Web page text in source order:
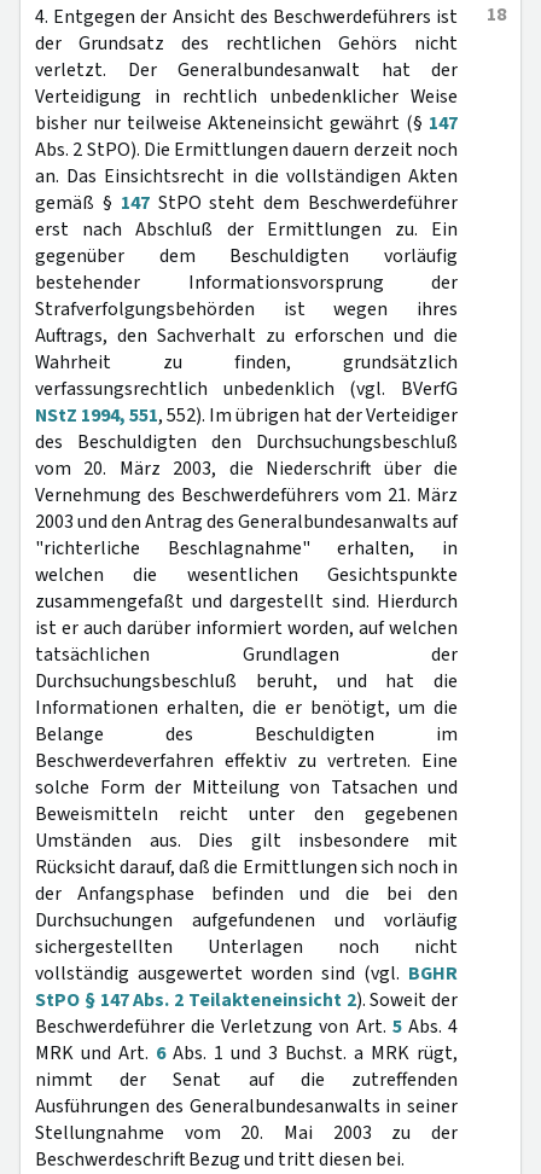
18
4. Entgegen der Ansicht des Beschwerdeführers ist
der Grundsatz des rechtlichen Gehörs nicht
verletzt. Der Generalbundesanwalt hat der
Verteidigung in rechtlich unbedenklicher Weise
bisher nur teilweise Akteneinsicht gewährt (§ 147
Abs. 2 StPO). Die Ermittlungen dauern derzeit noch
an. Das Einsichtsrecht in die vollständigen Akten
gemäß § 147StPO steht dem Beschwerdeführer
erst nach Abschluß der Ermittlungen zu. Ein
gegenüber dem Beschuldigten vorläufig
bestehender Informationsvorsprung der
Strafverfolgungsbehörden ist wegen ihres
Auftrags, den Sachverhalt zu erforschen und die
Wahrheit zu finden, grundsätzlich
verfassungsrechtlich unbedenklich (vgl. BVerfG
NStZ 1994, 551, 552). Im übrigen hat der Verteidiger
des Beschuldigten den Durchsuchungsbeschluß
vom 20. März 2003, die Niederschrift über die
Vernehmung des Beschwerdeführers vom 21. März
2003 und den Antrag des Generalbundesanwalts auf
"richterliche Beschlagnahme" erhalten, in
welchen die wesentlichen Gesichtspunkte
zusammengefaßt und dargestellt sind. Hierdurch
ist er auch darüber informiert worden, auf welchen
tatsächlichen Grundlagen der
Durchsuchungsbeschluß beruht, und hat die
Informationen erhalten, die er benötigt, um die
Belange des Beschuldigten im
Beschwerdeverfahren effektiv zu vertreten. Eine
solche Form der Mitteilung von Tatsachen und
Beweismitteln reicht unter den gegebenen
Umständen aus. Dies gilt insbesondere mit
Rücksicht darauf, daß die Ermittlungen sich noch in
der Anfangsphase befinden und die bei den
Durchsuchungen aufgefundenen und vorläufig
sichergestellten Unterlagen noch nicht
vollständig ausgewertet worden sind (vgl. BGHR
StPO § 147 Abs. 2 Teilakteneinsicht 2). Soweit der
Beschwerdeführer die Verletzung von Art. 5Abs. 4
MRK und Art. 6Abs. 1 und 3 Buchst. a MRK rügt,
nimmt der Senat auf die zutreffenden
Ausführungen des Generalbundesanwalts in seiner
Stellungnahme vom 20. Mai 2003 zu der
Beschwerdeschrift Bezug und tritt diesen bei.